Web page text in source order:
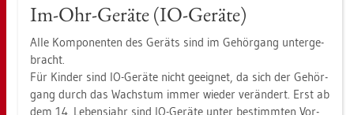
Im-Ohr-Ge­rä­te (IO-Ge­rä­te)
Alle Kom­po­nen­ten des Ge­räts sind im Ge­hör­gang un­ter­ge­
bracht.
Für Kin­der sind IO-Ge­rä­te nicht ge­eig­net, da sich der Ge­hör­
gang durch das Wachs­tum immer wie­der ver­än­dert. Erst ab
dem 14. Le­bens­jahr sind IO-Ge­rä­te unter be­stimm­ten Vor­